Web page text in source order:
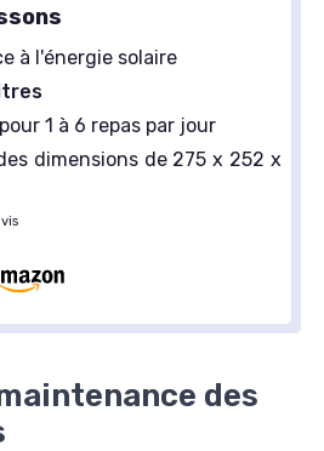
à l'énergie solaire
pour 1 à 6 repas par jour
dimensions de 275 x 252 x
des